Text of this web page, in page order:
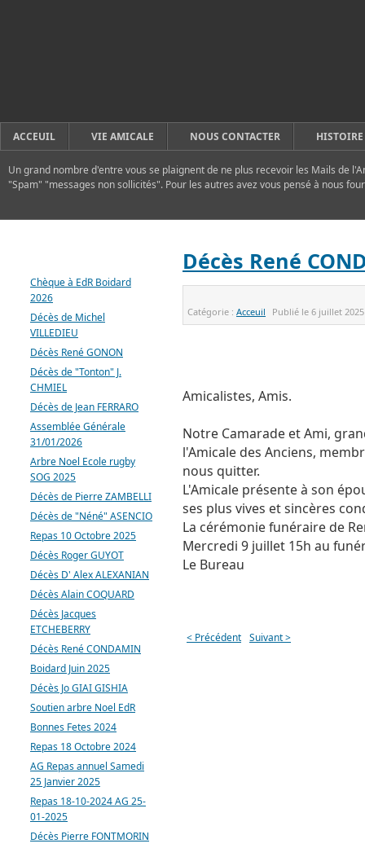
ACCEUIL VIE AMICALE NOUS CONTACTER
Un grand nombre d'entre vous se plaignent de ne plus recevoir les Mails de
"Spam" "messages non sollicités". Pour les autres avez vous pensé à nous
Décès René
Catégorie :Acceuil Publié le6 juillet 2025
Amicalistes, Amis.
Notre Camarade et Ami,
l'Amicale des Anciens,
nous quitter.
L'Amicale présente à son
ses plus vives et sincères
La cérémonie funéraire de
Mercredi 9 juillet 15h au
Le Bureau
< Précédent Suivant >
Chèque à EdR Boidard
2026
Décès de Michel
VILLEDIEU
Décès René GONON
Décès de "Tonton" J.
CHMIEL
Décès de Jean FERRARO
Assemblée Générale
31/01/2026
Arbre Noel Ecole rugby
SOG 2025
Décès de Pierre ZAMBELLI
Décès de "Néné" ASENCIO
Repas 10 Octobre 2025
Décès Roger GUYOT
Décès D' Alex ALEXANIAN
Décès Alain COQUARD
Décès Jacques
ETCHEBERRY
Décès René CONDAMIN
Boidard Juin 2025
Décès Jo GIAI GISHIA
Soutien arbre Noel EdR
Bonnes Fetes 2024
Repas 18 Octobre 2024
AG Repas annuel Samedi
25 Janvier 2025
Repas 18-10-2024 AG 25-
01-2025
Décès Pierre FONTMORIN